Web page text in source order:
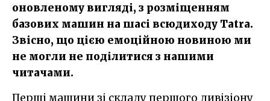
оновленому вигляді, з розміщенням
базових машин на шасі всюдиходу Tatra.
Звісно, що цією емоційною новиною ми
не могли не поділитися з нашими
читачами.
Перші машини зі складу першого дивізіону